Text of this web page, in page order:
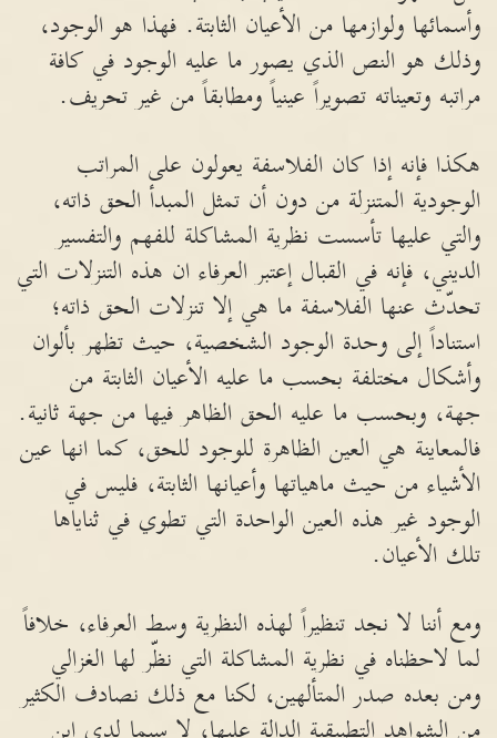
وأسمائها ولوازمها من الأعيان الثابتة. فهذا هو الوجود،
وذلك هو النص الذي يصور ما عليه الوجود في كافة
مراتبه وتعيناته تصويراً عينياً ومطابقاً من غير تحريف.
هكذا فإنه إذا كان الفلاسفة يعولون على المراتب
الوجودية المتنزلة من دون أن تمثل المبدأ الحق ذاته،
والتي عليها تأسست نظرية المشاكلة للفهم والتفسير
الديني، فإنه في القبال إعتبر العرفاء ان هذه التنزلات التي
تحدّث عنها الفلاسفة ما هي إلا تنزلات الحق ذاته؛
استناداً إلى وحدة الوجود الشخصية، حيث تظهر بألوان
وأشكال مختلفة بحسب ما عليه الأعيان الثابتة من
جهة، وبحسب ما عليه الحق الظاهر فيها من جهة ثانية.
فالمعاينة هي العين الظاهرة للوجود للحق، كما انها عين
الأشياء من حيث ماهياتها وأعيانها الثابتة، فليس في
الوجود غير هذه العين الواحدة التي تطوي في ثناياها
تلك الأعيان.
ومع أننا لا نجد تنظيراً لهذه النظرية وسط العرفاء، خلافاً
لما لاحظناه في نظرية المشاكلة التي نظّر لها الغزالي
ومن بعده صدر المتألهين، لكنا مع ذلك نصادف الكثير